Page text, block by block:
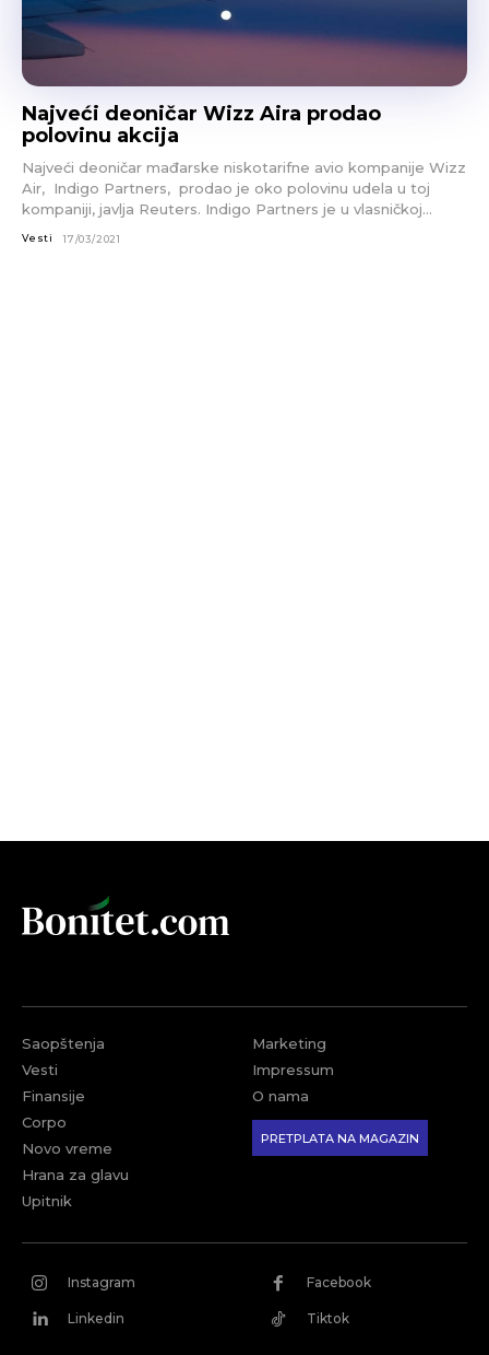
Najveći deoničar Wizz Aira prodao
polovinu akcija
Najveći deoničar mađarske niskotarifne avio kompanije Wizz
Air, Indigo Partners, prodao je oko polovinu udela u toj
kompaniji, javlja Reuters. Indigo Partners je u vlasničkoj...
Vesti 17/03/2021
Saopštenja
Vesti
Finansije
Corpo
Novo vreme
Hrana za glavu
Upitnik
Marketing
Impressum
O nama
PRETPLATA NA MAGAZIN
Instagram Facebook
Linkedin Tiktok